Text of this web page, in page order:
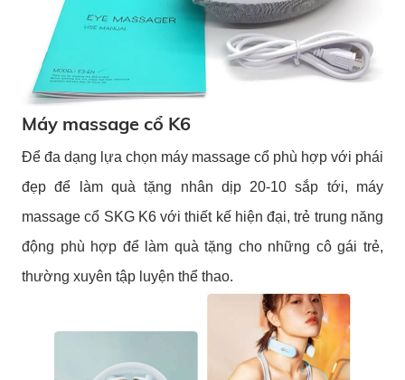
Máy massage cổ K6
Để đa dạng lựa chọn máy massage cổ phù hợp với phái
đẹp để làm quà tặng nhân dịp 20-10 sắp tới, máy
massage cổ SKG K6với thiết kế hiện đại, trẻ trung năng
động phù hợp để làm quà tặng cho những cô gái trẻ,
thường xuyên tập luyện thể thao.